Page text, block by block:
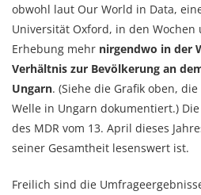
obwohl laut Our World in Data,
Universität Oxford, in den
Erhebung mehr nirgendwo in der
Verhältnis zur Bevölkerung an
Ungarn. (Siehe die Grafik oben,
Welle in Ungarn dokumentiert.)
des MDR vom 13. April dieses
seiner Gesamtheit lesenswert ist.
Freilich sind die